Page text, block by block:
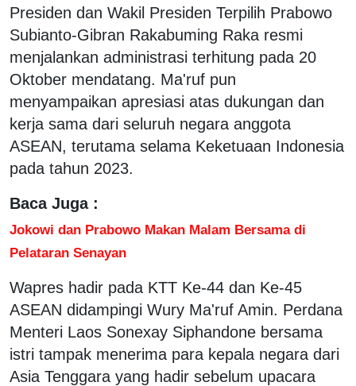
Presiden dan Wakil Presiden Terpilih Prabowo
Subianto-Gibran Rakabuming Raka resmi
menjalankan administrasi terhitung pada 20
Oktober mendatang. Ma'ruf pun
menyampaikan apresiasi atas dukungan dan
kerja sama dari seluruh negara anggota
ASEAN, terutama selama Keketuaan Indonesia
pada tahun 2023.
Baca Juga :
Jokowi dan Prabowo Makan Malam Bersama di
Pelataran Senayan
Wapres hadir pada KTT Ke-44 dan Ke-45
ASEAN didampingi Wury Ma'ruf Amin. Perdana
Menteri Laos Sonexay Siphandone bersama
istri tampak menerima para kepala negara dari
Asia Tenggara yang hadir sebelum upacara